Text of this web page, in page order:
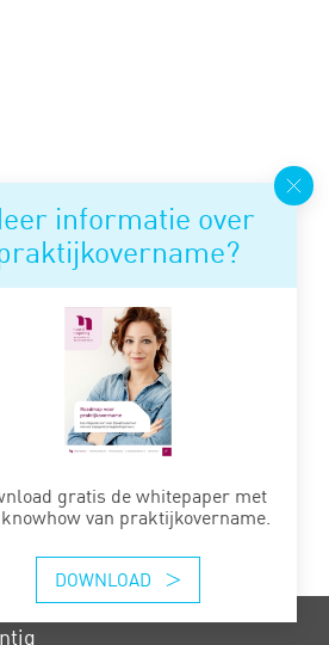
informatie over
gratis de whitepaper met
van praktijkovername.
DOWNLOAD